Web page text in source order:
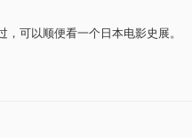
可以顺便看一个日本电影史展。